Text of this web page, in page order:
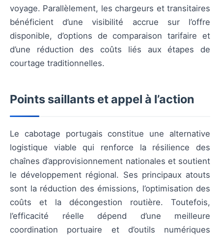
voyage. Parallèlement, les chargeurs et transitaires
bénéficient d’une visibilité accrue sur l’offre
disponible, d’options de comparaison tarifaire et
d’une réduction des coûts liés aux étapes de
courtage traditionnelles.
Points saillants et appel à l’action
Le cabotage portugais constitue une alternative
logistique viable qui renforce la résilience des
chaînes d’approvisionnement nationales et soutient
le développement régional. Ses principaux atouts
sont la réduction des émissions, l’optimisation des
coûts et la décongestion routière. Toutefois,
l’efficacité réelle dépend d’une meilleure
coordination portuaire et d’outils numériques